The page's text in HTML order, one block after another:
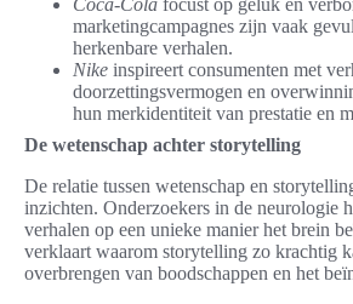
Coca-Cola focust op geluk en
marketingcampagnes zijn vaak
herkenbare verhalen.
Nike inspireert consumenten met
doorzettingsvermogen en
hun merkidentiteit van prestatie en
De wetenschap achter storytelling
De relatie tussen wetenschap en
inzichten. Onderzoekers in de neurologie
verhalen op een unieke manier het brein
verklaart waarom storytelling zo krachtig
overbrengen van boodschappen en het